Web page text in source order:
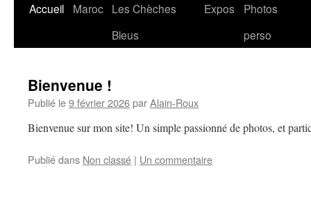
Accueil Maroc Les Chèches
Bleus
Expos
Photos
perso
Bienvenue !
Publié le9 février 2026parAlain-Roux
Bienvenue sur mon site! Un simple passionné de photos, et
Publié dans Non classé | Un commentaire